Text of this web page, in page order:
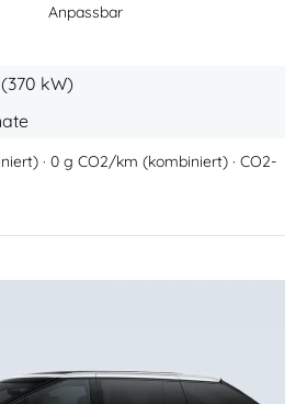
Anpassbar
kW)
· 0 g CO2/km (kombiniert) · CO2-